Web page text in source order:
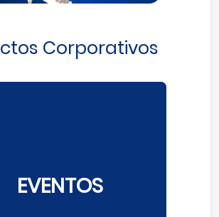
Corporativos
EVENTOS